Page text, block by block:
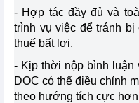
- Hợp tác đầy đủ và
trình vụ việc để tránh
thuế bất lợi.
- Kịp thời nộp bình luận
DOC có thể điều chỉnh
theo hướng tích cực